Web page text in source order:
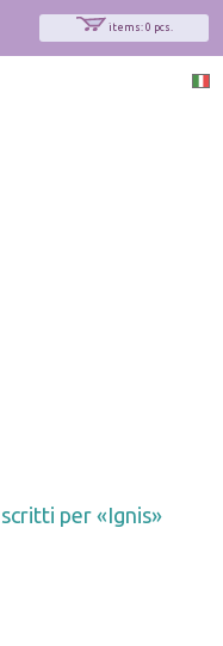
items: 0 pcs.
per «Ignis»